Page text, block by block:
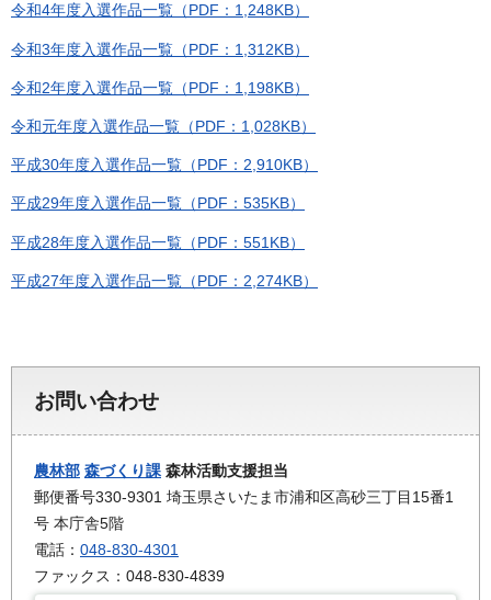
令和4年度入選作品一覧（PDF：1,248KB）
令和3年度入選作品一覧（PDF：1,312KB）
令和2年度入選作品一覧（PDF：1,198KB）
令和元年度入選作品一覧（PDF：1,028KB）
平成30年度入選作品一覧（PDF：2,910KB）
平成29年度入選作品一覧（PDF：535KB）
平成28年度入選作品一覧（PDF：551KB）
平成27年度入選作品一覧（PDF：2,274KB）
お問い合わせ
農林部 森づくり課 森林活動支援担当
郵便番号330-9301 埼玉県さいたま市浦和区高砂三丁目15番1
号 本庁舎5階
電話： 048-830-4301
ファックス：048-830-4839